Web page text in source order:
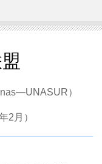
）
2月）